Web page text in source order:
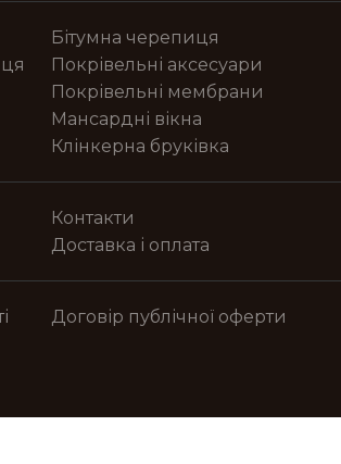
Бітумна черепиця
Покрівельні аксесуари
Покрівельні мембрани
Мансардні вікна
Клінкерна бруківка
Контакти
Доставка і оплата
Договір публічної оферти